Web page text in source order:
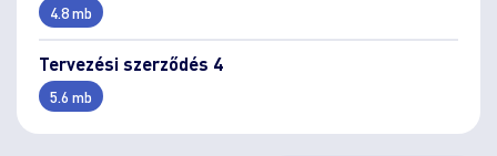
4.8 mb
Tervezési szerződés 4
5.6 mb